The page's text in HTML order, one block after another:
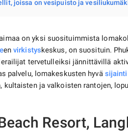
joissa on vesipuisto ja
on yksi suosituimmista
envirkistyskeskus, on suosituin.
tervetulleiksi jännittävillä
palvelu, lomakeskusten hyvä sijainti
kultaisten ja valkoisten rantojen,
Resort,